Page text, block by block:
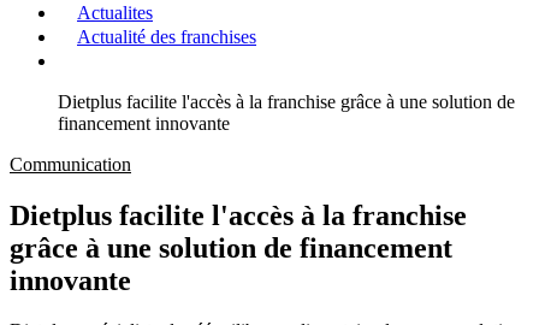
Actualites
Actualité des franchises
Dietplus facilite l'accès à la franchise grâce à une solution de
financement innovante
Communication
Dietplus facilite l'accès à la franchise
grâce à une solution de financement
innovante